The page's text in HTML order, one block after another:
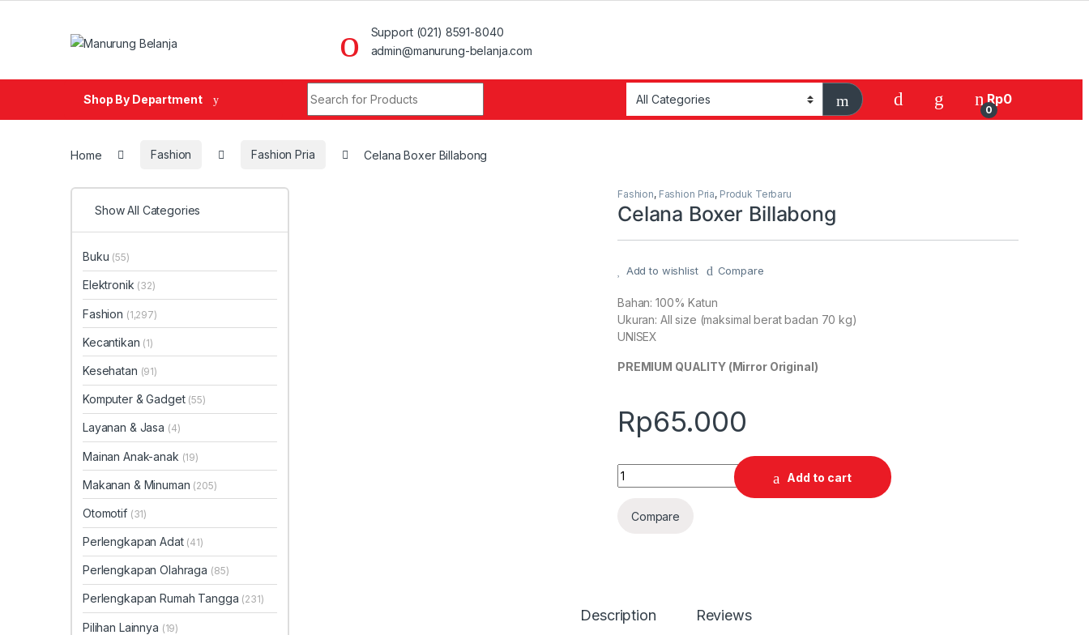
Support (021) 8591-8040
admin@manurung-belanja.com
Shop By Department
0
Rp0
Home Fashion Fashion Pria Celana Boxer Billabong
Fashion, Fashion Pria, Produk Terbaru
Celana Boxer Billabong
Add to wishlist Compare
Bahan: 100% Katun
Ukuran: All size (maksimal berat badan 70 kg)
UNISEX
PREMIUM QUALITY (Mirror Original)
Rp65.000
Quantity
Add to cart
Compare
Description Reviews
Show All Categories
Buku (55)
Elektronik (32)
Fashion (1,297)
Kecantikan (1)
Kesehatan (91)
Komputer & Gadget (55)
Layanan & Jasa (4)
Mainan Anak-anak (19)
Makanan & Minuman (205)
Otomotif (31)
Perlengkapan Adat (41)
Perlengkapan Olahraga (85)
Perlengkapan Rumah Tangga (231)
Pilihan Lainnya (19)